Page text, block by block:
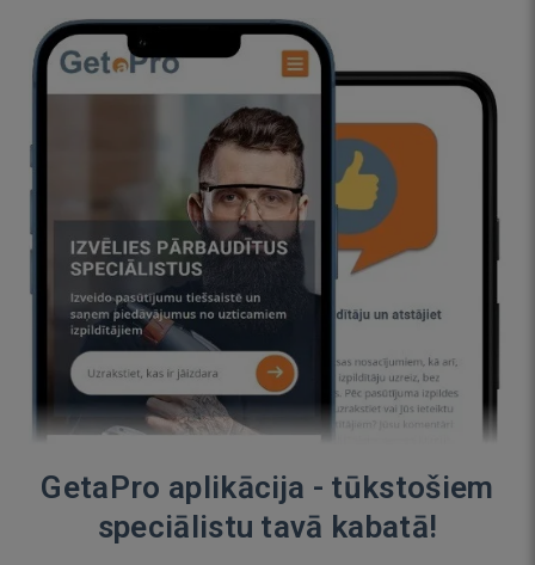
GetaPro aplikācija - tūkstošiem
speciālistu tavā kabatā!